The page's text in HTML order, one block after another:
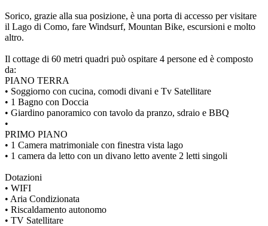
Sorico, grazie alla sua posizione, è una porta di accesso per visitare
il Lago di Como, fare Windsurf, Mountan Bike, escursioni e molto
altro.
Il cottage di 60 metri quadri può ospitare 4 persone ed è composto
da:
PIANO TERRA
• Soggiorno con cucina, comodi divani e Tv Satellitare
• 1 Bagno con Doccia
• Giardino panoramico con tavolo da pranzo, sdraio e BBQ
•
PRIMO PIANO
• 1 Camera matrimoniale con finestra vista lago
• 1 camera da letto con un divano letto avente 2 letti singoli
Dotazioni
• WIFI
• Aria Condizionata
• Riscaldamento autonomo
• TV Satellitare